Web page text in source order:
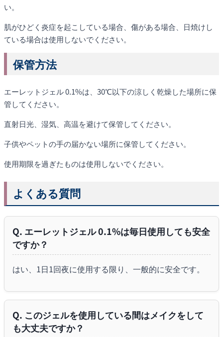
い。
肌がひどく炎症を起こしている場合、傷がある場合、日焼けし
ている場合は使用しないでください。
保管方法
エーレットジェル 0.1%は、30℃以下の涼しく乾燥した場所に保
管してください。
直射日光、湿気、高温を避けて保管してください。
子供やペットの手の届かない場所に保管してください。
使用期限を過ぎたものは使用しないでください。
よくある質問
Q. エーレットジェル 0.1%は毎日使用しても安全
ですか？
はい、1日1回夜に使用する限り、一般的に安全です。
Q. このジェルを使用している間はメイクをして
も大丈夫ですか？